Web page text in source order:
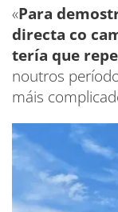
«Para
directa co
tería que
noutros
máis